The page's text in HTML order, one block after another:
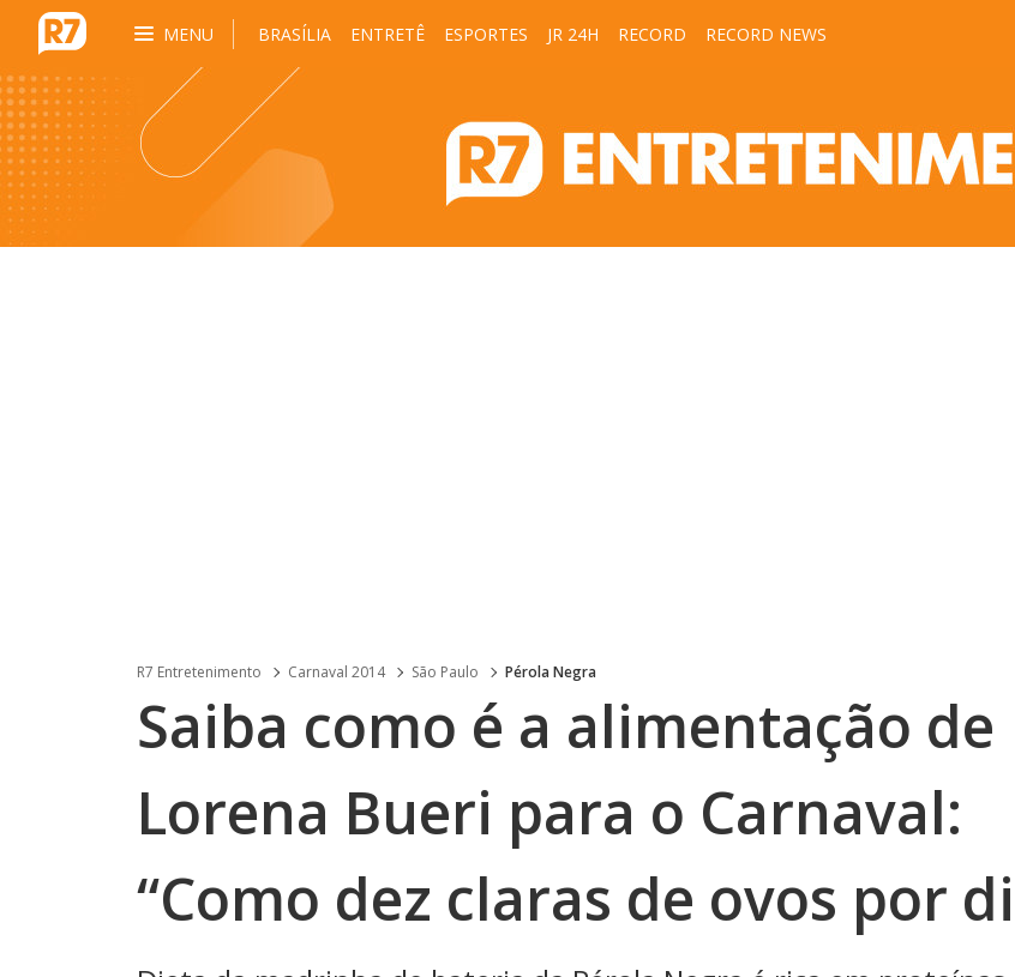
MENU BRASÍLIA ENTRETÊ ESPORTES JR 24H RECORD RECORD NEWS
R7 Entretenimento Carnaval 2014 São Paulo Pérola Negra
Saiba como é a alimentação de
Lorena Bueri para o Carnaval:
“Como dez claras de ovos por